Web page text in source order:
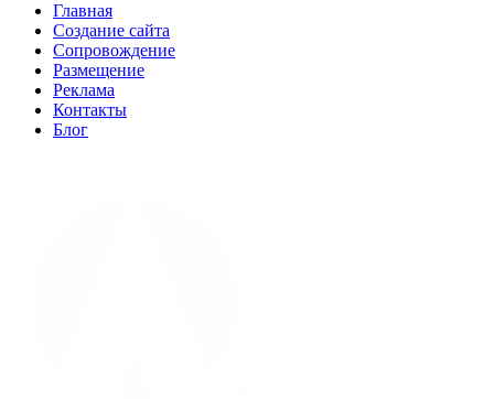
Главная
Создание сайта
Сопровождение
Размещение
Реклама
Контакты
Блог